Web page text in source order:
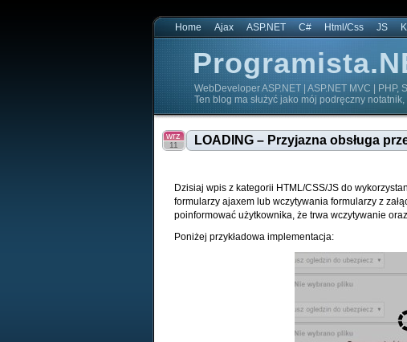
Home Ajax ASP.NET C# Html/Css JS
WebDeveloper ASP.NET | ASP.NET MVC | PHP,
Ten blog ma służyć jako mój podręczny
LOADING – Przyjazna obsługa
wrz
11
Dzisiaj wpis z kategorii HTML/CSS/JS do
formularzy ajaxem lub wczytywania formularzy z
poinformować użytkownika, że trwa wczytywanie
Poniżej przykładowa implementacja: